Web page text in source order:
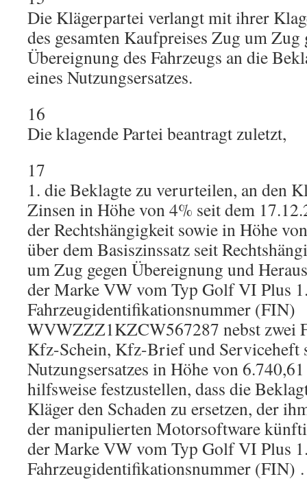
Die Klägerpartei verlangt mit ihrer
des gesamten Kaufpreises Zug um Zug
Übereignung des Fahrzeugs an die
eines Nutzungsersatzes.
16
Die klagende Partei beantragt zuletzt,
17
1. die Beklagte zu verurteilen, an den
Zinsen in Höhe von 4% seit dem
der Rechtshängigkeit sowie in Höhe
über dem Basiszinssatz seit
um Zug gegen Übereignung und
der Marke VW vom Typ Golf VI Plus
Fahrzeugidentifikationsnummer (FIN)
WVWZZZ1KZCW567287 nebst zwei
Kfz-Schein, Kfz-Brief und Serviceheft
Nutzungsersatzes in Höhe von
hilfsweise festzustellen, dass die
Kläger den Schaden zu ersetzen, der
der manipulierten Motorsoftware
der Marke VW vom Typ Golf VI Plus
Fahrzeugidentifikationsnummer (FIN)